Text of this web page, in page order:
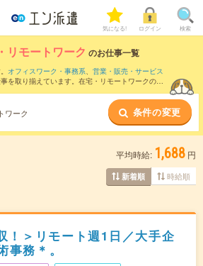
気になる! ログイン 検索
リモートワーク のお仕事一覧
オフィスワーク・事務系、 営業・販売・サービス
を取り揃えています。在宅・リモートワークの条
ワーク 条件の変更
平均時給: 1,688 円
新着順 時給順
！＞リモート週1日／大手企
事務＊。